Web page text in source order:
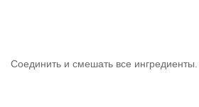
Соединить и смешать все